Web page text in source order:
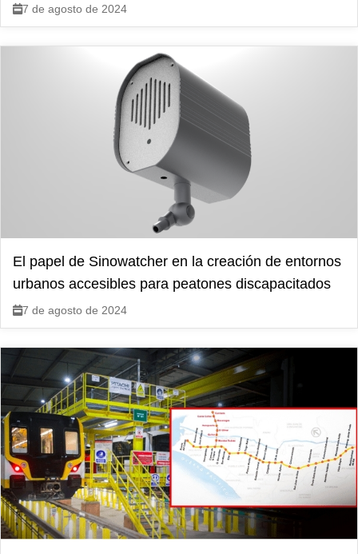
7 de agosto de 2024
El papel de Sinowatcher en la creación de entornos
urbanos accesibles para peatones discapacitados
7 de agosto de 2024